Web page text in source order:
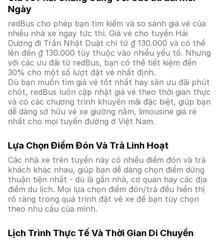
Ngày
redBus cho phép bạn tìm kiếm và so sánh giá vé của
nhiều nhà xe ngay tức thì. Giá vé cho tuyến Hải
Dương đi Trần Nhật Duật chỉ từ ₫ 130.000 và có thể
lên đến ₫ 130.000 tùy thuộc vào nhiều yếu tố. Nhưng
với các ưu đãi từ redBus, bạn có thể tiết kiệm đến
30% cho một số lượt đặt vé nhất định.
Dù bạn muốn tìm giá vé tốt nhất hay săn ưu đãi phút
chót, redBus luôn cập nhật giá vé theo thời gian thực
và có các chương trình khuyến mãi đặc biệt, giúp bạn
dễ dàng sở hữu vé xe giường nằm, limousine giá rẻ
nhất cho mọi tuyến đường ở Việt Nam.
Lựa Chọn Điểm Đón Và Trả Linh Hoạt
Các nhà xe trên tuyến này có nhiều điểm đón và trả
khách khác nhau, giúp bạn dễ dàng chọn điểm dừng
thuận tiện nhất - dù là gần nhà, cơ quan hay các địa
điểm du lịch. Mọi lựa chọn điểm đón/trả đều hiển thị
rõ ràng trong quá trình đặt vé xe để bạn tùy chọn
theo nhu cầu của mình.
Lịch Trình Thực Tế Và Thời Gian Di Chuyển